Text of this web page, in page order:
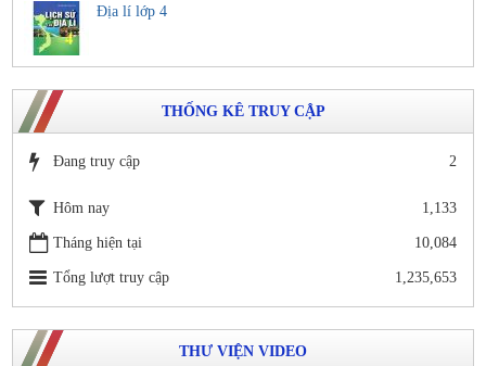
Địa lí lớp 4
THỐNG KÊ TRUY CẬP
Đang truy cập 2
Hôm nay 1,133
Tháng hiện tại 10,084
Tổng lượt truy cập 1,235,653
THƯ VIỆN VIDEO